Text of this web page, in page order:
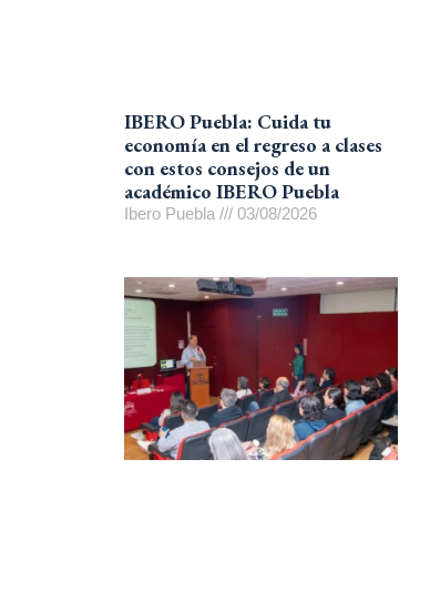
IBERO Puebla: Cuida tu
economía en el regreso a clases
con estos consejos de un
académico IBERO Puebla
Ibero Puebla 03/08/2026